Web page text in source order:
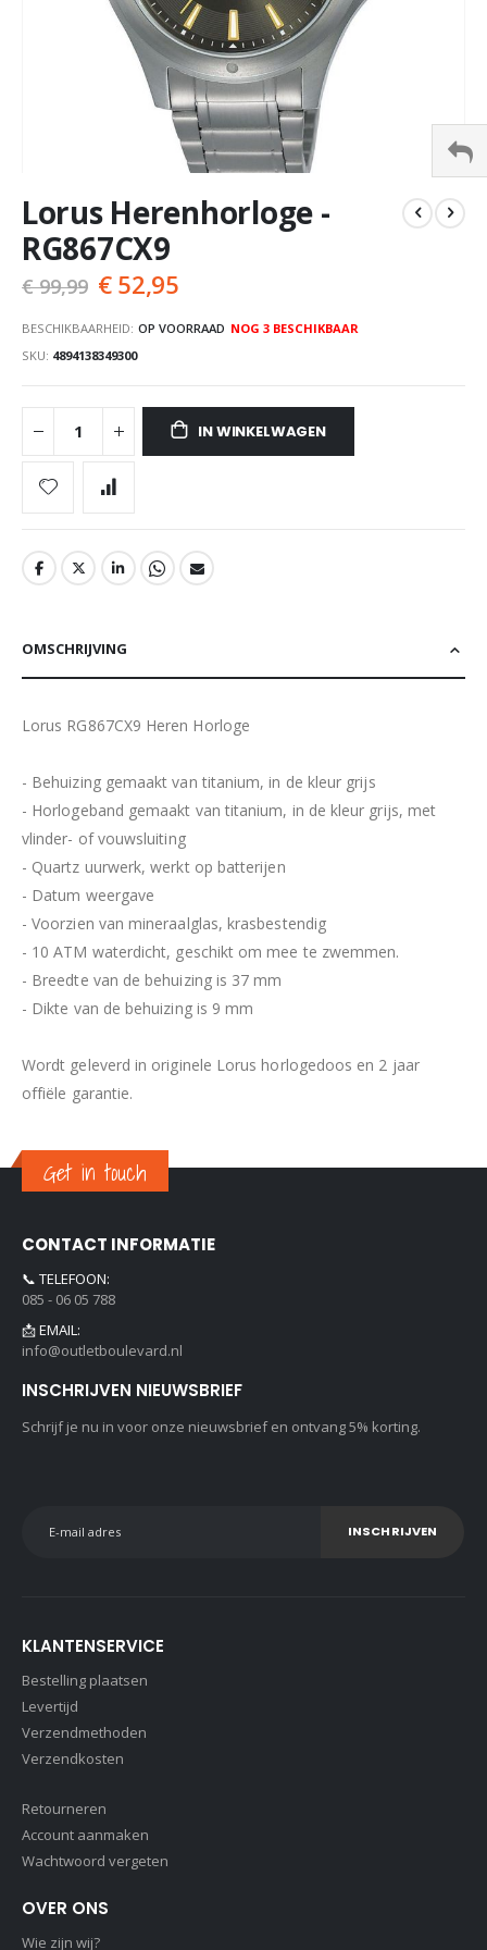
naar
het
begin
de
afbeeldingen-
Lorus Herenhorloge -
RG867CX9
€ 99,99 € 52,95
BESCHIKBAARHEID: OP VOORRAAD NOG 3 BESCHIKBAAR
SKU 4894138349300
IN WINKELWAGEN
OMSCHRIJVING
Lorus RG867CX9 Heren Horloge
- Behuizing gemaakt van titanium, in de kleur grijs
- Horlogeband gemaakt van titanium, in de kleur grijs, met
vlinder- of vouwsluiting
- Quartz uurwerk, werkt op batterijen
- Datum weergave
- Voorzien van mineraalglas, krasbestendig
- 10 ATM waterdicht, geschikt om mee te zwemmen.
- Breedte van de behuizing is 37 mm
- Dikte van de behuizing is 9 mm
Wordt geleverd in originele Lorus horlogedoos en 2 jaar
offiële garantie.
Get in touch
CONTACT INFORMATIE
📞 TELEFOON:
085 - 06 05 788
📩 EMAIL:
info@outletboulevard.nl
INSCHRIJVEN NIEUWSBRIEF
Schrijf je nu in voor onze nieuwsbrief en ontvang 5% korting.
INSCHRIJVEN
KLANTENSERVICE
Bestelling plaatsen
Levertijd
Verzendmethoden
Verzendkosten
Retourneren
Account aanmaken
Wachtwoord vergeten
OVER ONS
Wie zijn wij?